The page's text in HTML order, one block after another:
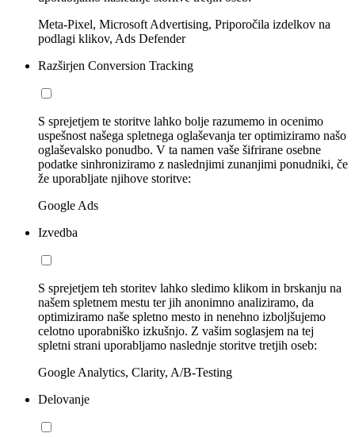
Meta-Pixel, Microsoft Advertising, Priporočila izdelkov na
podlagi klikov, Ads Defender
Razširjen Conversion Tracking
S sprejetjem te storitve lahko bolje razumemo in ocenimo
uspešnost našega spletnega oglaševanja ter optimiziramo našo
oglaševalsko ponudbo. V ta namen vaše šifrirane osebne
podatke sinhroniziramo z naslednjimi zunanjimi ponudniki, če
že uporabljate njihove storitve:
Google Ads
Izvedba
S sprejetjem teh storitev lahko sledimo klikom in brskanju na
našem spletnem mestu ter jih anonimno analiziramo, da
optimiziramo naše spletno mesto in nenehno izboljšujemo
celotno uporabniško izkušnjo. Z vašim soglasjem na tej
spletni strani uporabljamo naslednje storitve tretjih oseb:
Google Analytics, Clarity, A/B-Testing
Delovanje